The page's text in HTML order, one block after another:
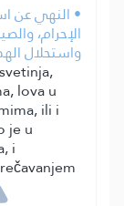
• النهي عن
الإحرام،
واستحلال
lova u
ili i
je u
i